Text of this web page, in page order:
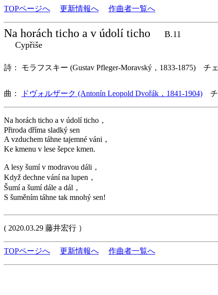
TOPページへ 更新情報へ 作曲者一覧へ
Na horách ticho a v údolí ticho
B.11
Cypřiše
詩： モラフスキー (Gustav Pfleger-Moravský，1833-1875) チ
曲： ドヴォルザーク (Antonín Leopold Dvořák，1841-1904) チ
Na horách ticho a v údolí ticho，
Přiroda dříma sladký sen
A vzduchem táhne tajemné váni，
Ke kmenu v lese šepce kmen.
A lesy šumí v modravou dáli，
Když dechne vání na lupen，
Šumí a šumí dále a dál，
S šuměním táhne tak mnohý sen!
( 2020.03.29 藤井宏行 ）
TOPページへ 更新情報へ 作曲者一覧へ